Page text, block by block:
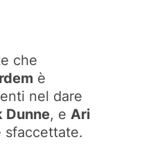
che
è
nel dare
Dunne, e Ari
sfaccettate.